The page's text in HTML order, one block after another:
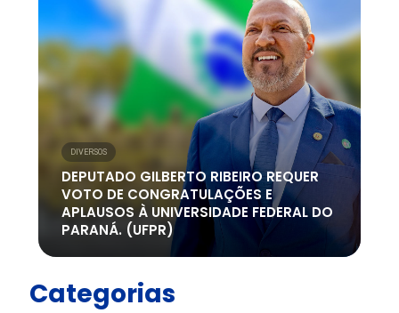
DIVERSOS
DEPUTADO GILBERTO RIBEIRO REQUER
VOTO DE CONGRATULAÇÕES E
APLAUSOS À UNIVERSIDADE FEDERAL DO
PARANÁ. (UFPR)
Categorias